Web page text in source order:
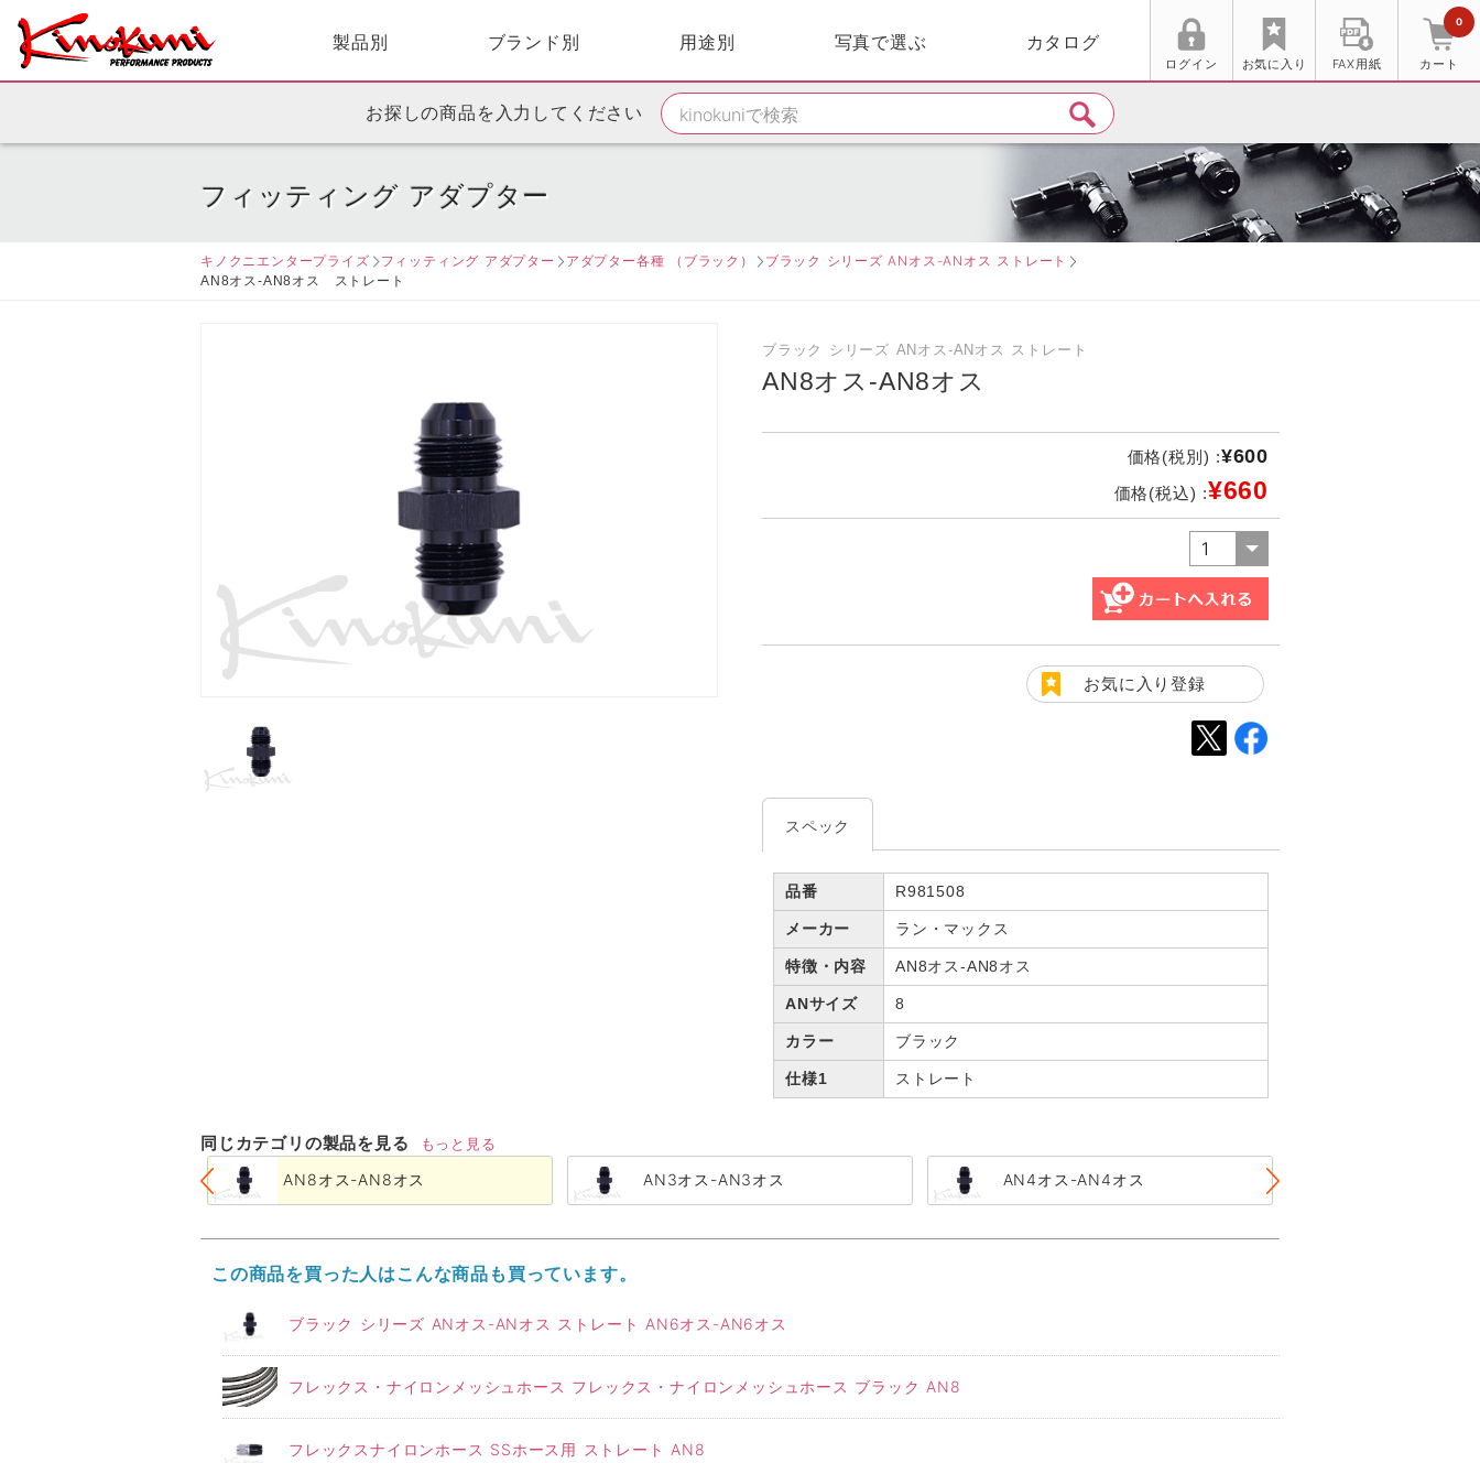
製品別 ブランド別 用途別 写真で選ぶ カタログ
ログイン お気に入り FAX用紙 カート
0
お探しの商品を入力してください
フィッティング アダプター
キノクニエンタープライズ フィッティング アダプター アダプター各種 （ブラック） ブラック シリーズ ANオス-ANオス ストレート
AN8オス-AN8オス ストレート
ブラック シリーズ ANオス-ANオス ストレート
AN8オス-AN8オス
価格(税別) :¥600
価格(税込) :¥660
お気に入り登録
スペック
品番 R981508
メーカー ラン・マックス
特徴・内容 AN8オス-AN8オス
ANサイズ 8
カラー ブラック
仕様1 ストレート
同じカテゴリの製品を見る もっと見る
AN8オス-AN8オス AN3オス-AN3オス AN4オス-AN4オス
この商品を買った人はこんな商品も買っています。
ブラック シリーズ ANオス-ANオス ストレート AN6オス-AN6オス
フレックス・ナイロンメッシュホース フレックス・ナイロンメッシュホース ブラック AN8
フレックスナイロンホース SSホース用 ストレート AN8